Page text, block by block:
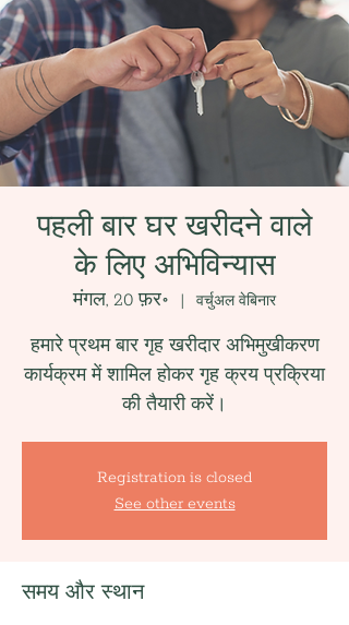
पहली बार घर खरीदने वाले
के लिए अभिविन्यास
मंगल, 20 फ़र॰
  |
वर्चुअल वेबिनार
हमारे प्रथम बार गृह खरीदार अभिमुखीकरण
कार्यक्रम में शामिल होकर गृह क्रय प्रक्रिया
की तैयारी करें।
Registration is closed
See other events
समय और स्थान